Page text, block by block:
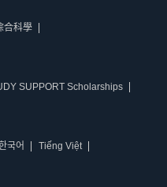
合科學
SUPPORT Scholarships
한국어
Tiếng Việt